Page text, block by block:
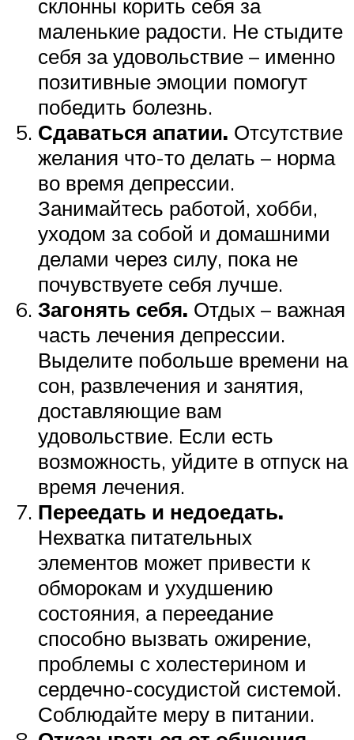
склонны корить себя за
маленькие радости. Не стыдите
себя за удовольствие – именно
позитивные эмоции помогут
победить болезнь.
Сдаваться апатии. Отсутствие
желания что-то делать – норма
во время депрессии.
Занимайтесь работой, хобби,
уходом за собой и домашними
делами через силу, пока не
почувствуете себя лучше.
Загонять себя. Отдых – важная
часть лечения депрессии.
Выделите побольше времени на
сон, развлечения и занятия,
доставляющие вам
удовольствие. Если есть
возможность, уйдите в отпуск на
время лечения.
Переедать и недоедать.
Нехватка питательных
элементов может привести к
обморокам и ухудшению
состояния, а переедание
способно вызвать ожирение,
проблемы с холестерином и
сердечно-сосудистой системой.
Соблюдайте меру в питании.